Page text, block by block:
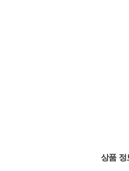
상품 정